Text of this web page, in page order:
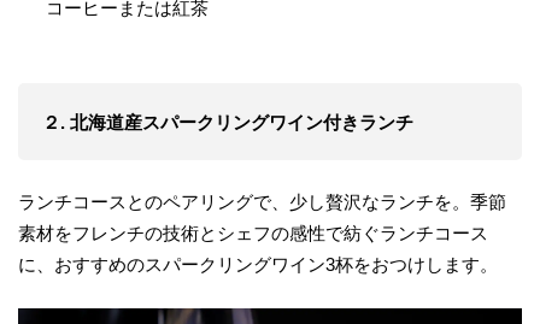
コーヒーまたは紅茶
２. 北海道産スパークリングワイン付きランチ
ランチコースとのペアリングで、少し贅沢なランチを。季節
素材をフレンチの技術とシェフの感性で紡ぐランチコース
に、おすすめのスパークリングワイン3杯をおつけします。